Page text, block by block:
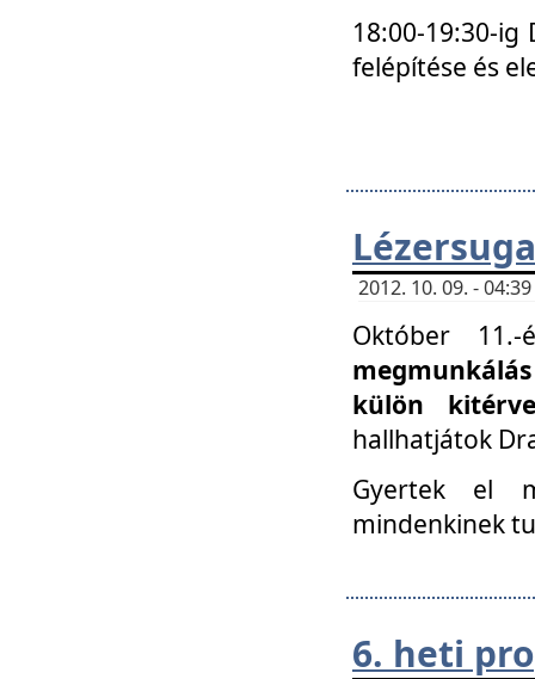
18:00-19:30-
felépítése és
2012. 10. 09. -
Október
külön
hallhatjátok
Gyertek el
mindenkinek
6. heti